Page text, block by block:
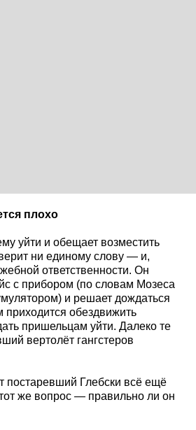
плохо
уйти и обещает возместить
ни единому слову — и,
ответственности. Он
с прибором (по словам Мозеса
и решает дождаться
приходится обездвижить
пришельцам уйти. Далеко те
вертолёт гангстеров
постаревший Глебски всё ещё
же вопрос — правильно ли он